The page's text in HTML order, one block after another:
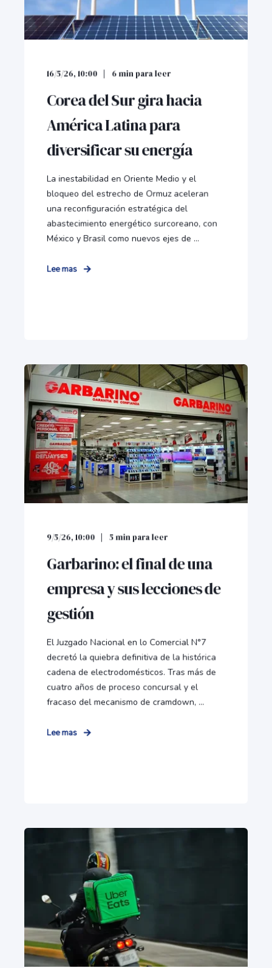
16/5/26, 10:00 6 min para leer
Corea del Sur gira hacia
América Latina para
diversificar su energía
La inestabilidad en Oriente Medio y el
bloqueo del estrecho de Ormuz aceleran
una reconfiguración estratégica del
abastecimiento energético surcoreano, con
México y Brasil como nuevos ejes de ...
Lee mas
9/5/26, 10:00 5 min para leer
Garbarino: el final de una
empresa y sus lecciones de
gestión
El Juzgado Nacional en lo Comercial N°7
decretó la quiebra definitiva de la histórica
cadena de electrodomésticos. Tras más de
cuatro años de proceso concursal y el
fracaso del mecanismo de cramdown, ...
Lee mas